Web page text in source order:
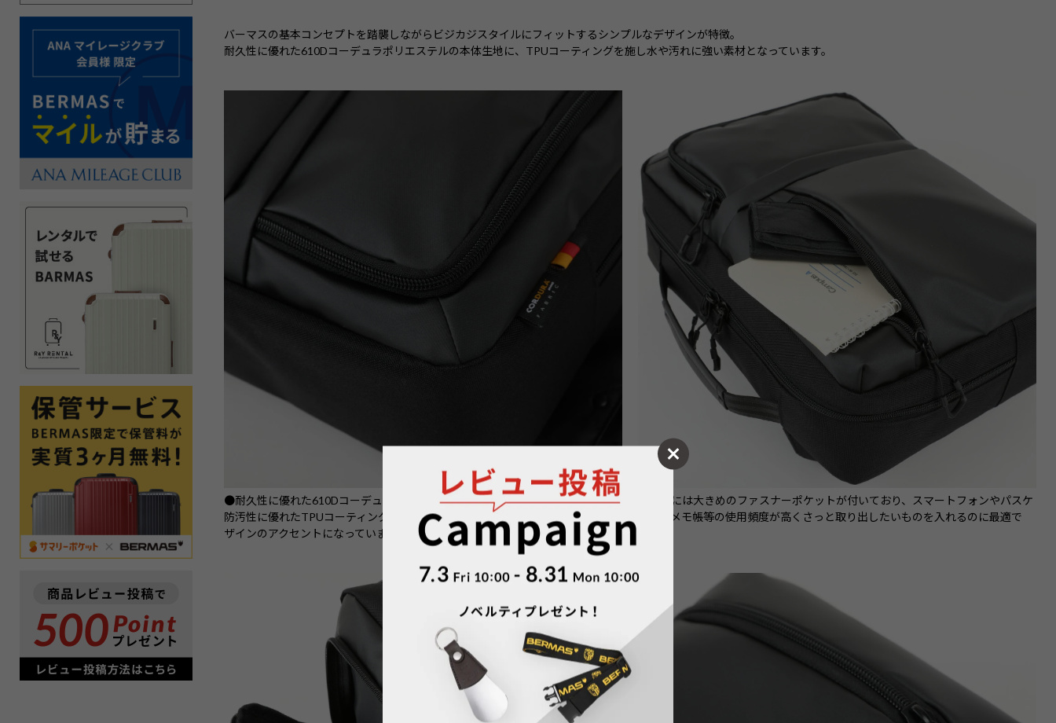
バーマスの基本コンセプトを踏襲しながらビジカジスタイルにフィットするシンプルなデザインが特徴。
耐久性に優れた610Dコーデュラポリエステルの本体生地に、TPUコーティングを施し水や汚れに強い素材となっています。
●耐久性に優れた610Dコーデュラポリエステルの本体生地を採用。はっ水性や
防汚性に優れたTPUコーティング加工を施した生地の表と裏の使い分けによりデ
ザインのアクセントになっています。
●前面には大きめのファスナーポケットが付いており、スマートフォンやパスケ
ース・メモ帳等の使用頻度が高くさっと取り出したいものを入れるのに最適で